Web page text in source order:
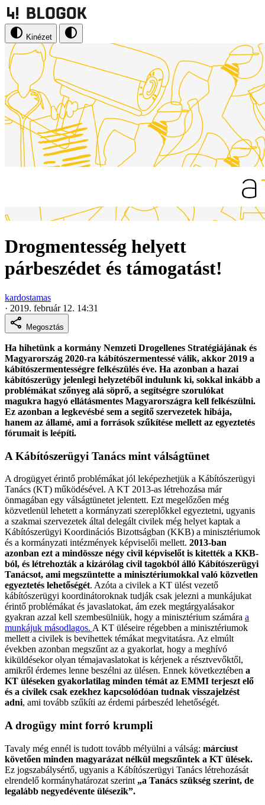
Kinézet
Drogmentesség helyett
párbeszédet és támogatást!
kardostamas
· 2019. február 12. 14:31
Megosztás
Ha hihetünk a kormány Nemzeti Drogellenes Stratégiájának és
Magyarország 2020-ra kábítószermentessé válik, akkor 2019 a
kábítószermentességre felkészülés éve. Ha azonban a hazai
kábítószerügy jelenlegi helyzetéből indulunk ki, sokkal inkább a
problémákat szőnyeg alá söprő, a segítségre szorulókat
magukra hagyó ellátásmentes Magyarországra kell felkészülni.
Ez azonban a legkevésbé sem a segítő szervezetek hibája,
hanem az államé, ami a források szűkítése mellett az egyeztetés
fórumait is leépíti.
A Kábítószerügyi Tanács mint válságtünet
A drogügyet érintő problémákat jól leképezhetjük a Kábítószerügyi
Tanács (KT) működésével. A KT 2013-as létrehozása már
önmagában egy válságtünetet jelentett. Ezt megelőzően még
közvetlenül lehetett a kormányzati szereplőkkel egyeztetni, ugyanis
a szakmai szervezetek által delegált civilek még helyet kaptak a
Kábítószerügyi Koordinációs Bizottságban (KKB) a minisztériumok
és a kormányzati intézmények képviselői mellett. 2013-ban
azonban ezt a mindössze négy civil képviselőt is kitették a KKB-
ból, és létrehozták a kizárólag civil tagokból álló Kábítószerügyi
Tanácsot, ami megszüntette a minisztériumokkal való közvetlen
egyeztetés lehetőségét. Azóta a civilek a KT ülést vezető
kábítószerügyi koordinátoroknak tudják csak jelezni a munkájukat
érintő problémákat és javaslatokat, ám ezek megtárgyalásakor
gyakran azzal kell szembesülniük, hogy a minisztérium számára a
munkájuk másodlagos. A KT üléseire régebben a minisztériumok
mellett a civilek is bevihettek témákat megvitatásra. Az elmúlt
években azonban megszűnt az a gyakorlat, hogy a meghívó
kiküldésekor olyan témajavaslatokat is kérjenek a résztvevőktől,
amikről érdemes lenne beszélni az ülésen. Ennek következtében a
KT üléseken gyakorlatilag minden témát az EMMI terjeszt elő
és a civilek csak ezekhez kapcsolódóan tudnak visszajelzést
adni, ami tovább szűkíti az érdemi párbeszéd lehetőségét.
A drogügy mint forró krumpli
Tavaly még ennél is tudott tovább mélyülni a válság: márciust
követően minden magyarázat nélkül megszűntek a KT ülések.
Ez jogszabálysértő, ugyanis a Kábítószerügyi Tanács létrehozását
elrendelő kormányhatározat szerint „a Tanács szükség szerint, de
legalább negyedévente ülésezik”.